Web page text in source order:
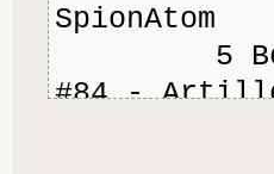
5
#84